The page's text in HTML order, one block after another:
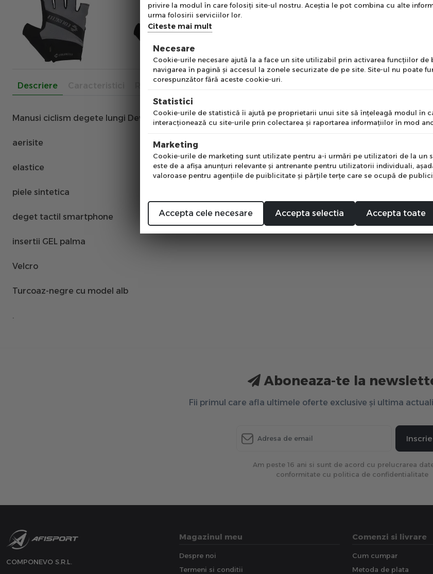
Descriere
Manusi ciclism degete lungi Devron 9582 Ladies Touch D-Grip
aerisite
elastice
piele sintetica
deget tactil smartphone
insertii GEL palma
Velcro
Turcoaz-negre cu model alb
.
Aboneaza-te la
Fii primul care afla ultimele oferte exclusive și ultima
Am peste 16 ani si sunt de acord cu prelucrarea
conformitate cu politica de confidentialitate
COMPONEVO S.R.L.
Magazinul meu
Despre noi
Termeni si conditii
Comenzi si livrare
Cum cumpar
Metoda de plata
privire la modul în care folosiți site-ul nostru. Aceștia le pot combina cu alte
urma folosirii serviciilor lor.
Citeste mai mult
Necesare
Cookie-urile necesare ajută la a face un site utilizabil prin activarea funcţiilor de
navigarea în pagină şi accesul la zonele securizate de pe site. Site-ul nu poate
corespunzător fără aceste cookie-uri.
Statistici
Cookie-urile de statistică îi ajută pe proprietarii unui site să înţeleagă modul în
interacţionează cu site-urile prin colectarea şi raportarea informaţiilor în mod
Marketing
Cookie-urile de marketing sunt utilizate pentru a-i urmări pe utilizatori de la un
este de a afişa anunţuri relevante şi antrenante pentru utilizatorii individuali,
valoroase pentru agenţiile de puiblicitate şi părţile terţe care se ocupă de
Accepta cele necesare Accepta selectia Accepta toate
Abonează-te la newsletter
pentru a primi cele mai noi
Mă abonez